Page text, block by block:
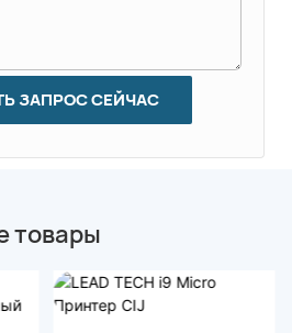
ЗАПРОС СЕЙЧАС
товары